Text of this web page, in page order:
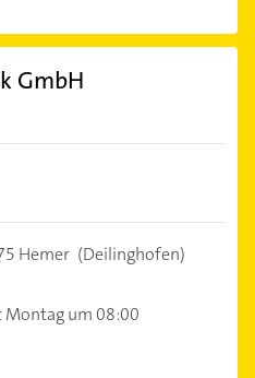
GmbH
Hemer (Deilinghofen)
Montag um 08:00